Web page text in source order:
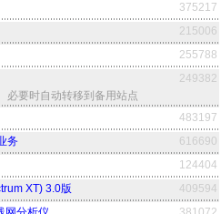
375217
215006
255788
249382
必要时自动转移到备用站点
483197
务
616690
124404
XT) 3.0版
409594